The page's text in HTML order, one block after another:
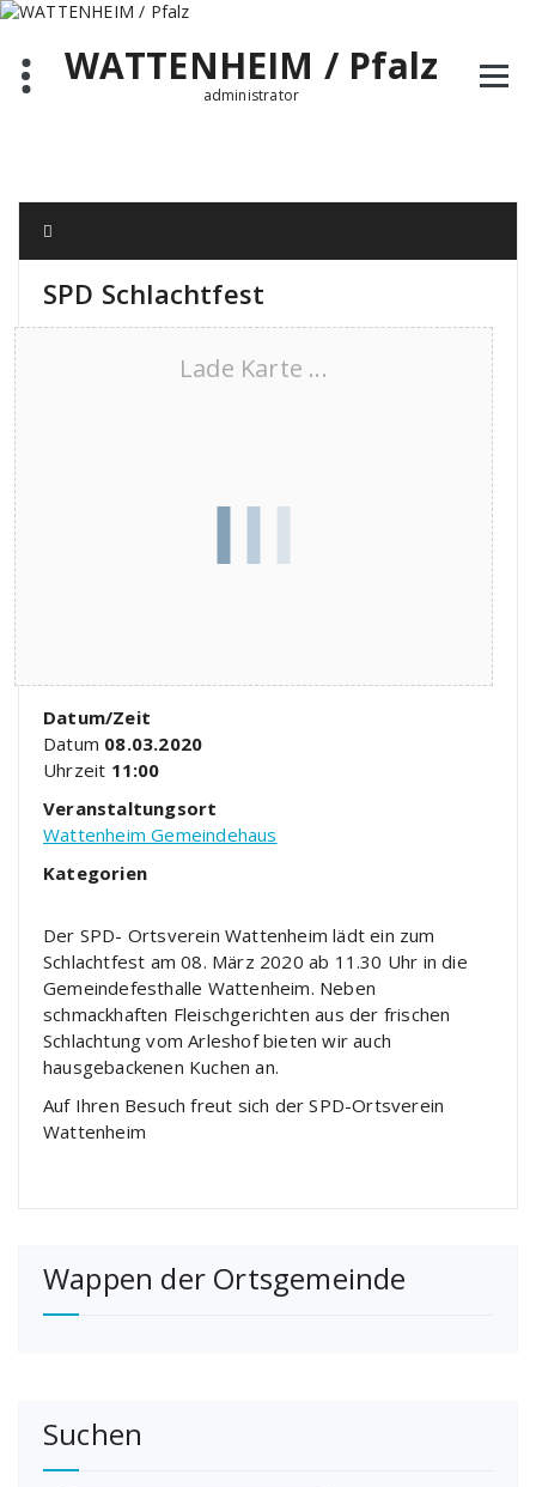
Zum
springenWATTENHEIM / Pfalz
administrator
SPD Schlachtfest
Lade Karte ...
Datum/Zeit
Datum 08.03.2020
Uhrzeit 11:00
Veranstaltungsort
Wattenheim Gemeindehaus
Kategorien
Der SPD- Ortsverein Wattenheim lädt ein zum
Schlachtfest am 08. März 2020 ab 11.30 Uhr in die
Gemeindefesthalle Wattenheim. Neben
schmackhaften Fleischgerichten aus der frischen
Schlachtung vom Arleshof bieten wir auch
hausgebackenen Kuchen an.
Auf Ihren Besuch freut sich der SPD-Ortsverein
Wattenheim
Wappen der Ortsgemeinde
Suchen